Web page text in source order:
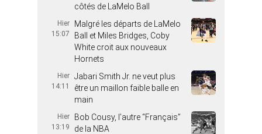
côtés de LaMelo Ball
Hier
15:07
Malgré les départs de LaMelo
Ball et Miles Bridges, Coby
White croit aux nouveaux
Hornets
Hier
14:11
Jabari Smith Jr. ne veut plus
être un maillon faible balle en
main
Hier
13:19
Bob Cousy, l’autre “Français”
de la NBA